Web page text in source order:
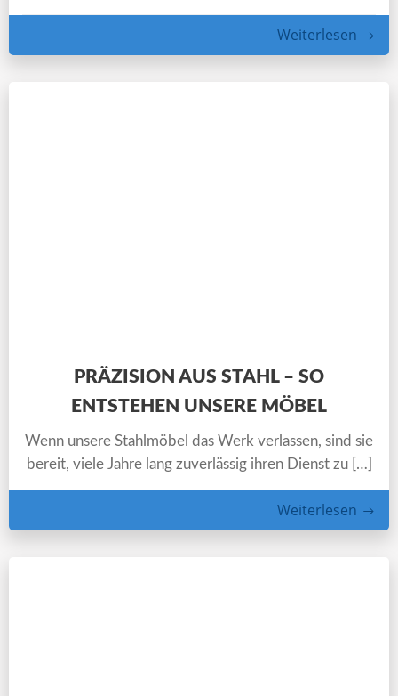
Weiterlesen
PRÄZISION AUS STAHL – SO
ENTSTEHEN UNSERE MÖBEL
Wenn unsere Stahlmöbel das Werk verlassen, sind sie
bereit, viele Jahre lang zuverlässig ihren Dienst zu […]
Weiterlesen